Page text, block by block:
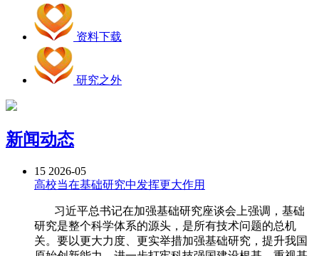
资料下载
研究之外
新闻动态
15 2026-05
高校当在基础研究中发挥更大作用
习近平总书记在加强基础研究座谈会上强调，基础
研究是整个科学体系的源头，是所有技术问题的总机
关。要以更大力度、更实举措加强基础研究，提升我国